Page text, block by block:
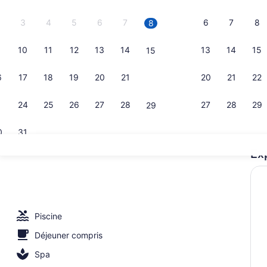
3 4 5 6 7 8
10 11 12 13 14 15
17 18 19 20 21
24 25 26 27 28 29
31
6 7 8
13 14 15
20 21 22
27 28 29
Plage
Piscine
Déjeuner compris
Spa